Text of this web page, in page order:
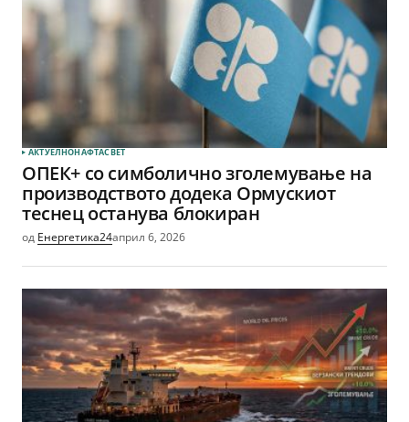
АКТУЕЛНОНАФТАСВЕТ
ОПЕК+ со симболично зголемување на
производството додека Ормускиот
теснец останува блокиран
од Енергетика24април 6, 2026